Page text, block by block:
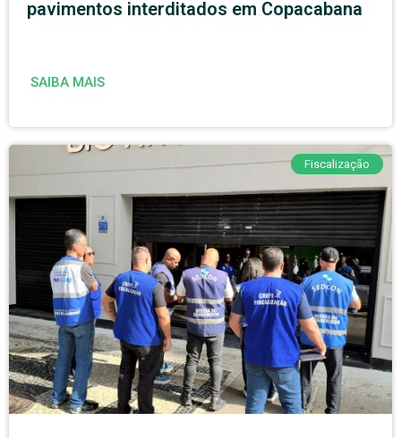
pavimentos interditados em Copacabana
SAIBA MAIS
Fiscalização